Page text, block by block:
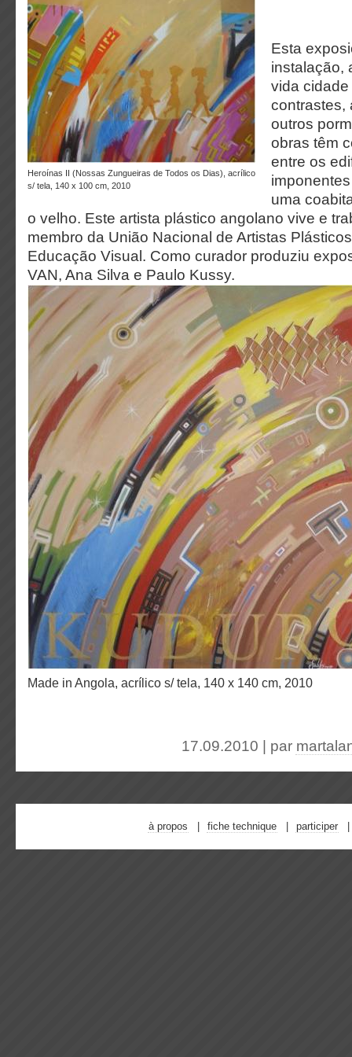
Heroínas II (Nossas Zungueiras de Todos os Dias), acrílico
s/ tela, 140 x 100 cm, 2010
Esta
instalação,
vida
contrastes,
outros
obras têm
entre os
uma
o velho. Este artista plástico angolano vive e
membro da União Nacional de Artistas
Educação Visual. Como curador produziu
VAN, Ana Silva e Paulo Kussy.
Made in Angola, acrílico s/ tela, 140 x 140 cm, 2010
17.09.2010 | par
à propos fiche technique participer